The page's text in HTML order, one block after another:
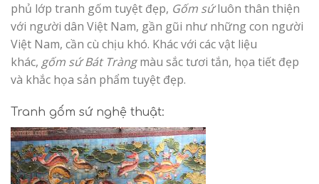
phủ lớp tranh gốm tuyệt đẹp, Gốm sứluôn thân thiện
với người dân Việt Nam, gần gũi như những con người
Việt Nam, cần cù chịu khó. Khác với các vật liệu
khác, gốm sứ Bát Tràngmàu sắc tươi tắn, họa tiết đẹp
và khắc họa sản phẩm tuyệt đẹp.
Tranh gốm sứ nghệ thuật: